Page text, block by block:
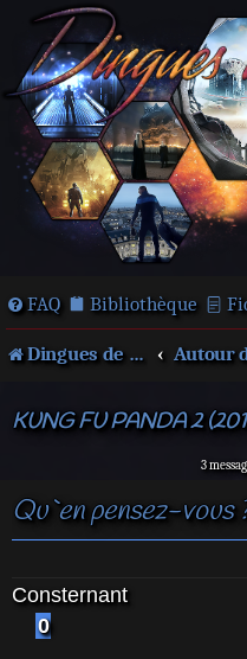
FAQ Bibliothèque
Dingues de séries télé !
KUNG FU PANDA 2
3
Qu`en pensez-vous
Consternant
0